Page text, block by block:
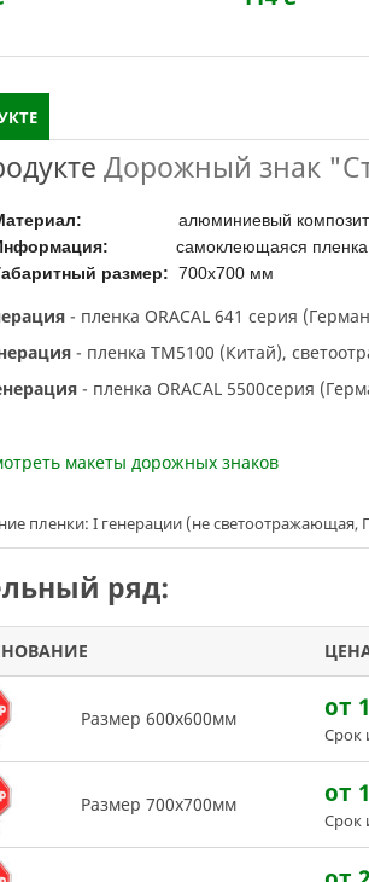
Дорожный знак
алюминиевый композит
самоклеющаяся пленка
размер: 700х700 мм
- пленка ORACAL 641 серия
- пленка TM5100 (Китай),
- пленка ORACAL 5500серия
макеты дорожных знаков
пленки: I генерации (не
ряд:
Размер 600х600мм от
Срок
Размер 700х700мм от
Срок